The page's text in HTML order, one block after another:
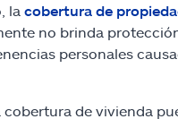
la cobertura de
no brinda
personales
cobertura de vivienda